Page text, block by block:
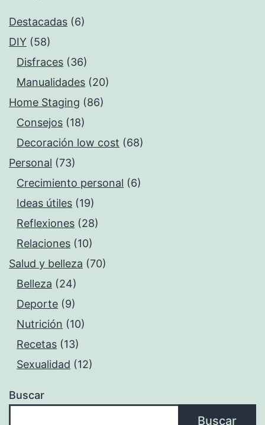
Destacadas (6)
DIY (58)
Disfraces (36)
Manualidades (20)
Home Staging (86)
Consejos (18)
Decoración low cost (68)
Personal (73)
Crecimiento personal (6)
Ideas útiles (19)
Reflexiones (28)
Relaciones (10)
Salud y belleza (70)
Belleza (24)
Deporte (9)
Nutrición (10)
Recetas (13)
Sexualidad (12)
Buscar
Buscar